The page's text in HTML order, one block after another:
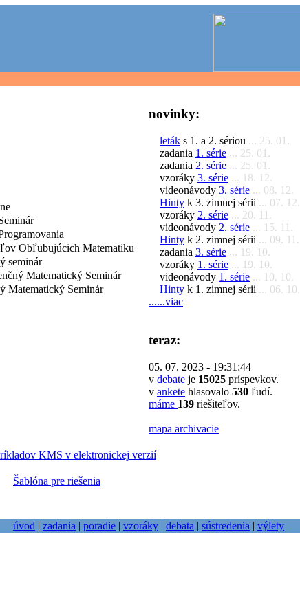
Obľubujúcich Matematiku
seminár
Matematický Seminár
Matematický Seminár
novinky:
leták s 1. a 2. sériou ... 25. 01.
zadania 1. série ... 25. 01.
zadania 2. série ... 25. 01.
vzoráky 3. série ... 18. 12.
videonávody 3. série ... 08. 12.
Hinty k 3. zimnej sérii ... 07. 12.
vzoráky 2. série ... 20. 11.
videonávody 2. série ... 15. 11.
Hinty k 2. zimnej sérii ... 09. 11.
zadania 3. série ... 19. 10.
vzoráky 1. série ... 19. 10.
videonávody 1. série ... 10. 10.
Hinty k 1. zimnej sérii ... 06. 10.
......viac
teraz:
05. 07. 2023 - 19:31:44
v debate je 15025 príspevkov.
v ankete hlasovalo 530 ľudí.
máme 139 riešiteľov.
mapa archivacie
KMS v elektronickej verzií
Šablóna pre riešenia
úvod | zadania | poradie | vzoráky | debata | sústredenia | výlety